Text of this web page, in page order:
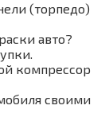
(торпедо)
авто?
компрессор
своими